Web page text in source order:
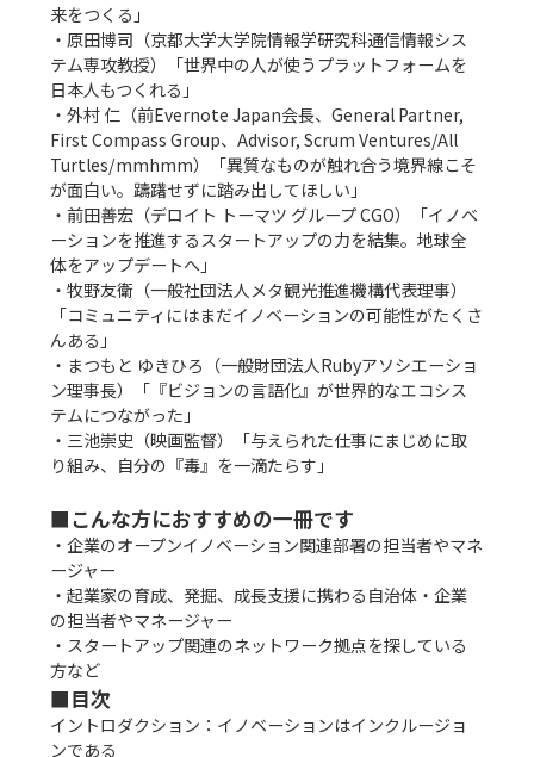
来をつくる」
・原田博司（京都大学大学院情報学研究科通信情報シス
テム専攻教授）「世界中の人が使うプラットフォームを
日本人もつくれる」
・外村 仁（前Evernote Japan会長、General Partner,
First Compass Group、Advisor, Scrum Ventures/All
Turtles/mmhmm）「異質なものが触れ合う境界線こそ
が面白い。躊躇せずに踏み出してほしい」
・前田善宏（デロイト トーマツ グループ CGO）「イノベ
ーションを推進するスタートアップの力を結集。地球全
体をアップデートへ」
・牧野友衛（一般社団法人メタ観光推進機構代表理事）
「コミュニティにはまだイノベーションの可能性がたくさ
んある」
・まつもと ゆきひろ（一般財団法人Rubyアソシエーショ
ン理事長）「『ビジョンの言語化』が世界的なエコシス
テムにつながった」
・三池崇史（映画監督）「与えられた仕事にまじめに取
り組み、自分の『毒』を一滴たらす」
■こんな方におすすめの一冊です
・企業のオープンイノベーション関連部署の担当者やマネ
ージャー
・起業家の育成、発掘、成長支援に携わる自治体・企業
の担当者やマネージャー
・スタートアップ関連のネットワーク拠点を探している
■目次
イントロダクション：イノベーションはインクルージョ
ンである